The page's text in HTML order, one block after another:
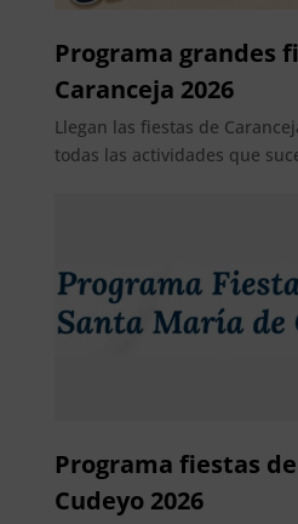
Programa grandes
Caranceja 2026
Llegan las fiestas de
todas las actividades que
Programa fiestas
Cudeyo 2026